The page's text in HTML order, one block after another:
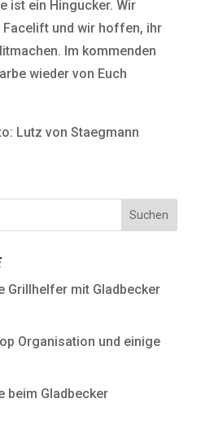
ist ein Hingucker. Wir
und wir hoffen, ihr
Im kommenden
wieder von Euch
Lutz von Staegmann
Grillhelfer mit Gladbecker
Organisation und einige
beim Gladbecker